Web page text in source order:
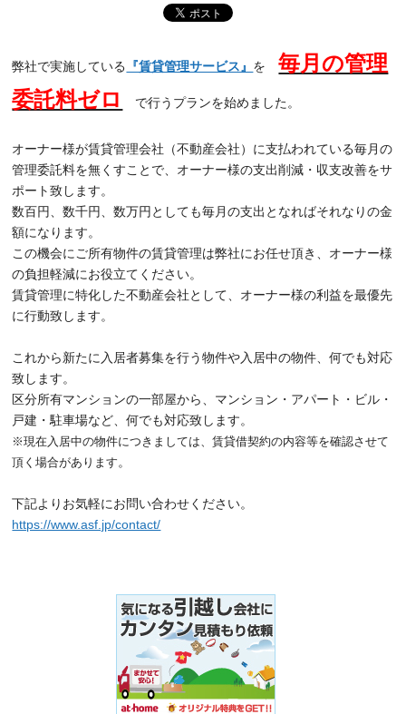
弊社で実施している 『賃貸管理サービス』 を毎月の管理
委託料ゼロ
で行うプランを始めました。
オーナー様が賃貸管理会社（不動産会社）に支払われている毎月の
管理委託料を無くすことで、オーナー様の支出削減・収支改善をサ
ポート致します。
数百円、数千円、数万円としても毎月の支出となればそれなりの金
額になります。
この機会にご所有物件の賃貸管理は弊社にお任せ頂き、オーナー様
の負担軽減にお役立てください。
賃貸管理に特化した不動産会社として、オーナー様の利益を最優先
に行動致します。
これから新たに入居者募集を行う物件や入居中の物件、何でも対応
致します。
区分所有マンションの一部屋から、マンション・アパート・ビル・
戸建・駐車場など、何でも対応致します。
※現在入居中の物件につきましては、賃貸借契約の内容等を確認させて
頂く場合があります 。
下記よりお気軽にお問い合わせください。
https://www.asf.jp/contact/